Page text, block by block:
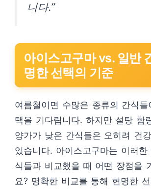
니다.”
아이스고구마 vs. 일반
명한 선택의 기준
여름철이면 수많은 종류의 간식들
택을 기다립니다. 하지만 설탕 함
양가가 낮은 간식들은 오히려 건
있습니다. 아이스고구마는 이러
식들과 비교했을 때 어떤 장점을
요? 명확한 비교를 통해 현명한